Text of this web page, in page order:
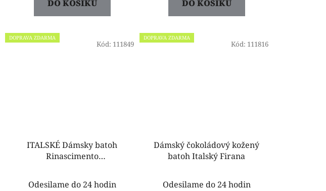
DO KOŠÍKU DO KOŠÍKU
DOPRAVA ZDARMA
ITALSKÉ Dámsky batoh
Rinascimento
Odesilame do 24 hodin
Kód: 111849
DOPRAVA ZDARMA
Dámský čokoládový kožený
batoh Italský Firana
Odesilame do 24 hodin
Kód: 111816